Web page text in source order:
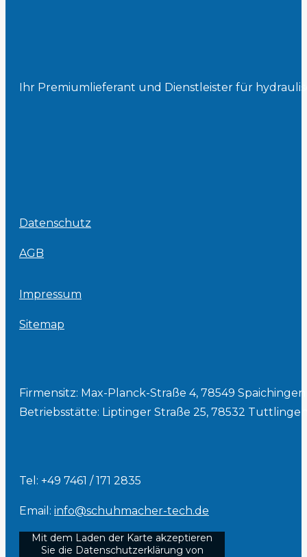
Ihr Premiumlieferant und Dienstleister für
Datenschutz
AGB
Impressum
Sitemap
Firmensitz: Max-Planck-Straße 4, 78549 Spaichingen
Betriebsstätte: Liptinger Straße 25, 78532
Tel: +49 7461 / 171 2835
Email: info@schuhmacher-tech.de
Mit dem Laden der Karte akzeptieren
Sie die Datenschutzerklärung von